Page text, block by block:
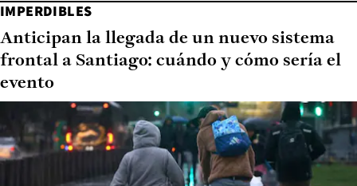
IMPERDIBLES
Anticipan la llegada de un nuevo sistema
frontal a Santiago: cuándo y cómo sería el
evento